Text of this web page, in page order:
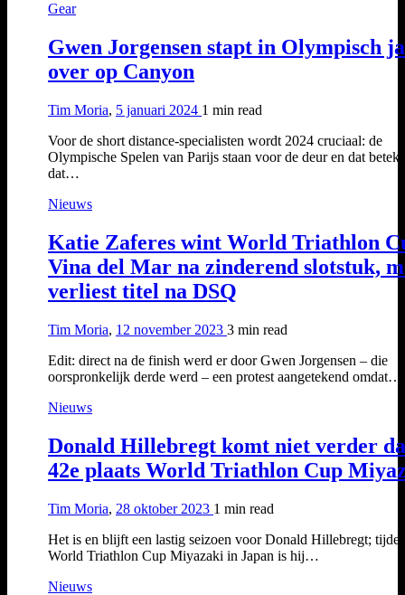
Gear
Gwen Jorgensen stapt in Olympisch
over op Canyon
Tim Moria, 5 januari 2024 1 min read
Voor de short distance-specialisten wordt 2024 cruciaal: de
Olympische Spelen van Parijs staan voor de deur en dat
dat…
Nieuws
Katie Zaferes wint World Triathlon
Vina del Mar na zinderend slotstuk,
verliest titel na DSQ
Tim Moria, 12 november 2023 3 min read
Edit: direct na de finish werd er door Gwen Jorgensen – die
oorspronkelijk derde werd – een protest aangetekend omdat…
Nieuws
Donald Hillebregt komt niet verder
42e plaats World Triathlon Cup
Tim Moria, 28 oktober 2023 1 min read
Het is en blijft een lastig seizoen voor Donald Hillebregt;
World Triathlon Cup Miyazaki in Japan is hij…
Nieuws